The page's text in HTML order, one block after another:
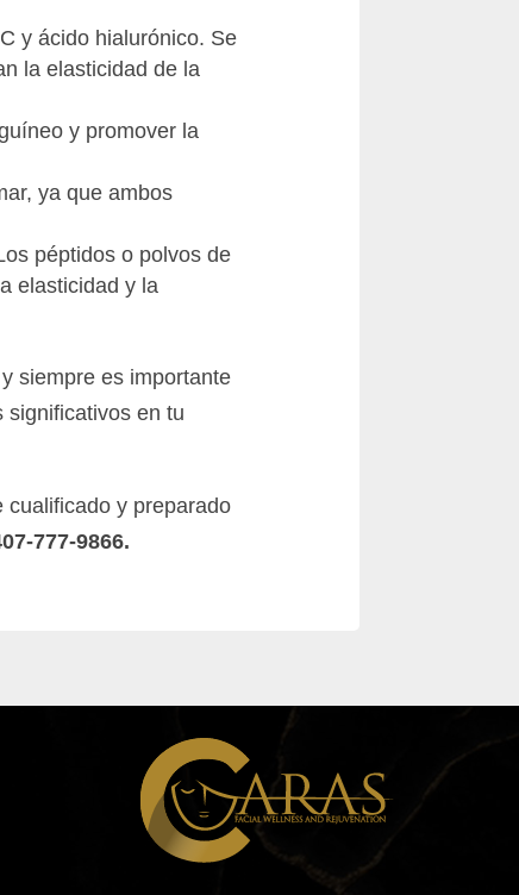
y ácido hialurónico. Se
la elasticidad de la
y promover la
ya que ambos
péptidos o polvos de
elasticidad y la
y siempre es importante
significativos en tu
cualificado y preparado
777-9866.